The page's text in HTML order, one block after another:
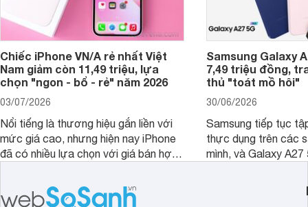
Chiếc iPhone VN/A rẻ nhất Việt
Nam giảm còn 11,49 triệu, lựa
chọn "ngon - bổ - rẻ" năm 2026
03/07/2026
Nổi tiếng là thương hiệu gắn liền với
mức giá cao, nhưng hiện nay iPhone
đã có nhiều lựa chọn với giá bán hợp
cận sản phẩm chính hãng.
Samsung Galaxy
7,49 triệu đồng,
thủ "toát mồ hôi"
30/06/2026
Samsung tiếp tục
thực dụng trên các
mình, và Galaxy
tới cho người dùng
lượng với nhiều